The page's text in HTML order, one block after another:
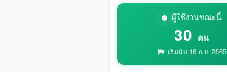
ผู้ใช้งานขณะนี้
30 คน
เริ่มนับ 16 ก.ย. 2565